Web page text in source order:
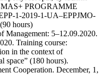
PROGRAMME
1-2019-1-UA–EPPJMO-
hours)
Management: 5–12.09.2020.
Training course:
in the context of
space” (180 hours).
Cooperation. December, 1,